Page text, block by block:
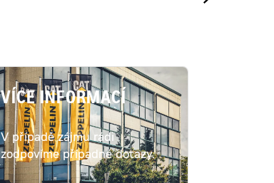
VÍCE INFORMACÍ
V případě zájmu rádi
zodpovíme případné dotazy.